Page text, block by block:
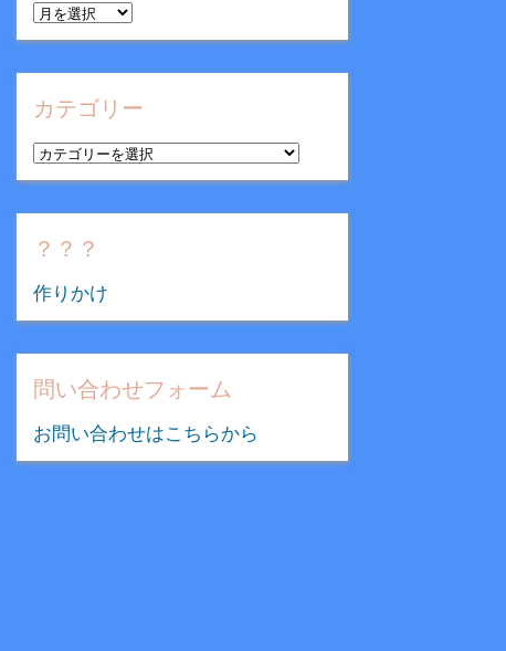
ア
ー
カ
イ
カテゴリー
カ
テ
ゴ
リ
？？？
作りかけ
問い合わせフォーム
お問い合わせはこちらから